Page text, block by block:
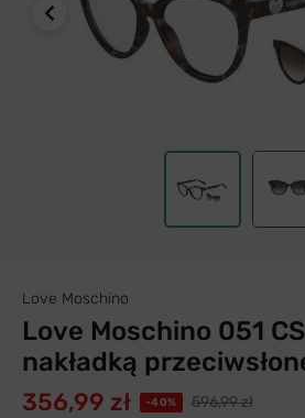
Love Moschino
Love Moschino 051
nakładką
356,99 zł -40%
596,99 zł